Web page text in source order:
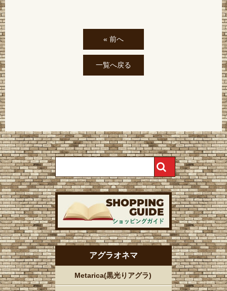
« 前へ
一覧へ戻る
アグラオネマ
Metarica(黒光りアグラ)